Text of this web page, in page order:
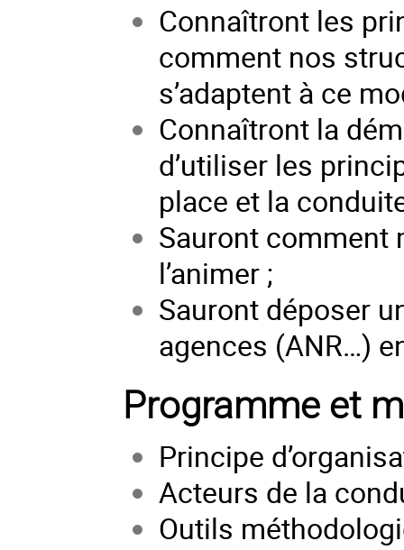
Connaîtront les
comment nos
s’adaptent à ce
Connaîtront la
d’utiliser les
place et la
Sauront comment
l’animer ;
Sauront déposer
agences (ANR…)
Programme et
Principe
Acteurs de la
Outils